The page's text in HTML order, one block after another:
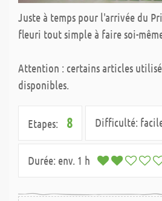
Juste à temps pour l'arrivée du
fleuri tout simple à faire soi-
Attention : certains articles
disponibles.
Etapes: 8 Difficulté:
Durée: env. 1 h